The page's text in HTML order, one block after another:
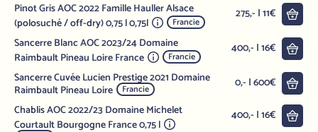
Pinot Gris AOC 2022 Famille Hauller Alsace
(polosuché / off-dry) 0,75 l 0,75l
Francie
275,- | 11€
Sancerre Blanc AOC 2023/24 Domaine
Raimbault Pineau Loire France
Francie
400,- | 16€
Sancerre Cuvée Lucien Prestige 2021 Domaine
Raimbault Pineau Loire Francie 0,- | 600€
Chablis AOC 2022/23 Domaine Michelet
Courtault Bourgogne France 0,75 l
400,- | 16€